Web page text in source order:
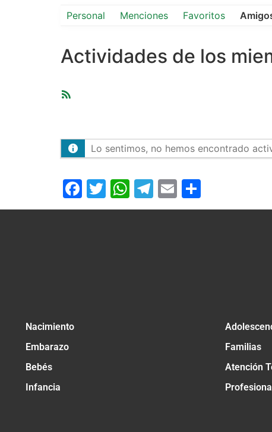
Personal Menciones Favoritos
Actividades de los
Lo sentimos, no hemos encontrado
Facebook
Twitter
WhatsApp
Telegram
Email
Nacimiento
Embarazo
Bebés
Infancia
Familias
Atención